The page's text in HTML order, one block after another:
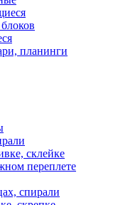
планинги
склейке
переплете
спирали